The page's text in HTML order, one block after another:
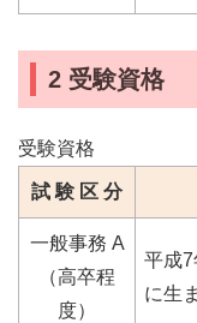
2 受験資格
受験資格
試 験 区 分
一般事務 A
（高卒程
度）
平成
に生